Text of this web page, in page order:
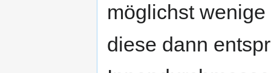
möglichst
diese dann